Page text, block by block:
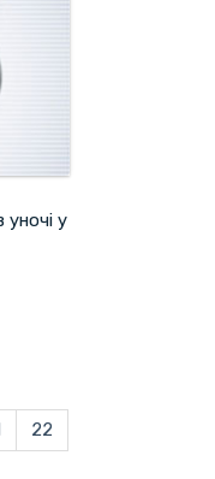
уночі у
22